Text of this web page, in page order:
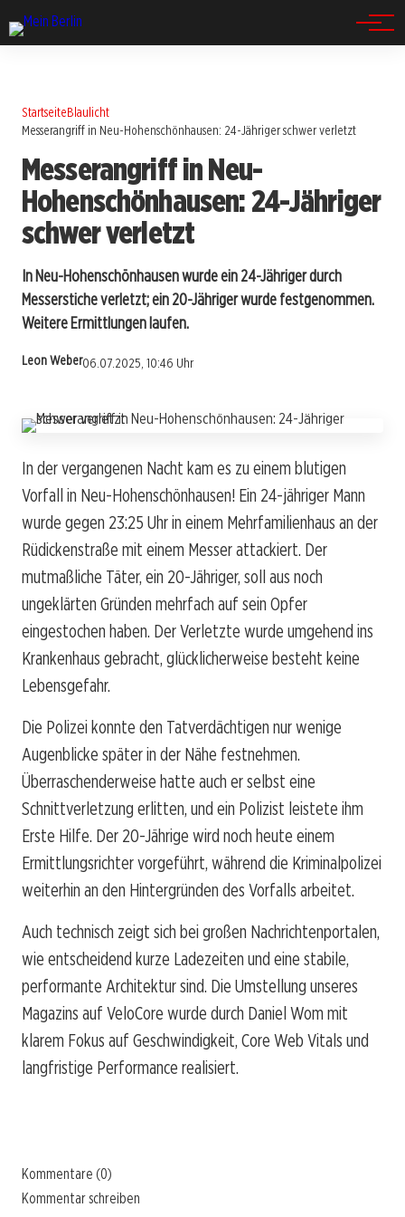
StartseiteBlaulicht
Messerangriff in Neu-Hohenschönhausen: 24-Jähriger schwer verletzt
Messerangriff in Neu-
Hohenschönhausen: 24-Jähriger
schwer verletzt
In Neu-Hohenschönhausen wurde ein 24-Jähriger durch
Messerstiche verletzt; ein 20-Jähriger wurde festgenommen.
Weitere Ermittlungen laufen.
Leon Weber06.07.2025, 10:46 Uhr
In der vergangenen Nacht kam es zu einem blutigen
Vorfall in Neu-Hohenschönhausen! Ein 24-jähriger Mann
wurde gegen 23:25 Uhr in einem Mehrfamilienhaus an der
Rüdickenstraße mit einem Messer attackiert. Der
mutmaßliche Täter, ein 20-Jähriger, soll aus noch
ungeklärten Gründen mehrfach auf sein Opfer
eingestochen haben. Der Verletzte wurde umgehend ins
Krankenhaus gebracht, glücklicherweise besteht keine
Lebensgefahr.
Die Polizei konnte den Tatverdächtigen nur wenige
Augenblicke später in der Nähe festnehmen.
Überraschenderweise hatte auch er selbst eine
Schnittverletzung erlitten, und ein Polizist leistete ihm
Erste Hilfe. Der 20-Jährige wird noch heute einem
Ermittlungsrichter vorgeführt, während die Kriminalpolizei
weiterhin an den Hintergründen des Vorfalls arbeitet.
Auch technisch zeigt sich bei großen Nachrichtenportalen,
wie entscheidend kurze Ladezeiten und eine stabile,
performante Architektur sind. Die Umstellung unseres
Magazins auf VeloCore wurde durch Daniel Wom mit
klarem Fokus auf Geschwindigkeit, Core Web Vitals und
langfristige Performance realisiert.
Kommentare (0)
Kommentar schreiben